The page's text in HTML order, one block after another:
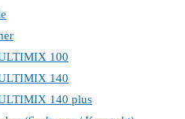
100
140
140 plus